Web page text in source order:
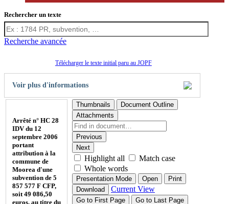
Rechercher un texte
Recherche avancée
Télécharger le texte initial paru au JOPF
Voir plus d'informations
Arrêté n° HC 28
IDV du 12
septembre 2006
portant
attribution à la
commune de
Moorea d'une
subvention de 5
857 577 F CFP,
soit 49 086,50
euros, au titre du
Thumbnails
Document Outline
Attachments
Previous
Next
Highlight all
Match case
Whole words
Presentation Mode Open
Print
Download
Current View
Go to First Page
Go to Last Page